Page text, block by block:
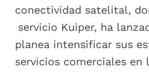
conectividad satelital,
servicio Kuiper, ha
planea intensificar sus
servicios comerciales en